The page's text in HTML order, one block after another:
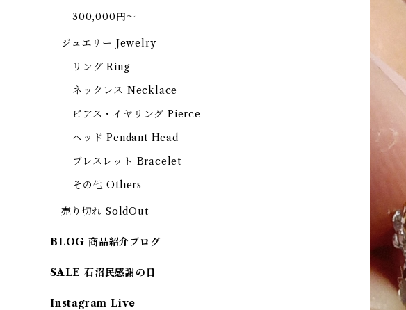
300,000円～
ジュエリー Jewelry
リング Ring
ネックレス Necklace
ピアス・イヤリング Pierce
ヘッド Pendant Head
ブレスレット Bracelet
その他 Others
売り切れ SoldOut
BLOG 商品紹介ブログ
SALE 石沼民感謝の日
Instagram Live